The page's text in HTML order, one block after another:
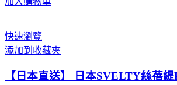
快速瀏覽
添加到收藏夾
【日本直送】 日本SVELTY絲蓓